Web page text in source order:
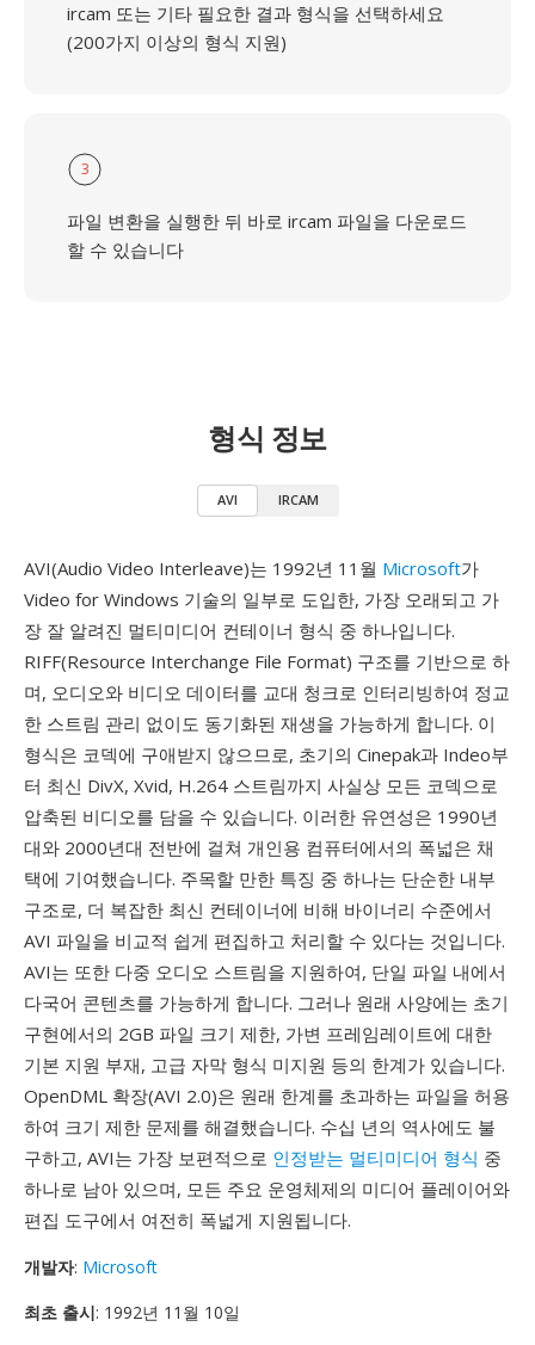
ircam 또는 기타 필요한 결과 형식을 선택하세요
(200가지 이상의 형식 지원)
3
파일 변환을 실행한 뒤 바로 ircam 파일을 다운로드
할 수 있습니다
형식 정보
AVI IRCAM
AVI(Audio Video Interleave)는 1992년 11월 Microsoft가
Video for Windows 기술의 일부로 도입한, 가장 오래되고 가
장 잘 알려진 멀티미디어 컨테이너 형식 중 하나입니다.
RIFF(Resource Interchange File Format) 구조를 기반으로 하
며, 오디오와 비디오 데이터를 교대 청크로 인터리빙하여 정교
한 스트림 관리 없이도 동기화된 재생을 가능하게 합니다. 이
형식은 코덱에 구애받지 않으므로, 초기의 Cinepak과 Indeo부
터 최신 DivX, Xvid, H.264 스트림까지 사실상 모든 코덱으로
압축된 비디오를 담을 수 있습니다. 이러한 유연성은 1990년
대와 2000년대 전반에 걸쳐 개인용 컴퓨터에서의 폭넓은 채
택에 기여했습니다. 주목할 만한 특징 중 하나는 단순한 내부
구조로, 더 복잡한 최신 컨테이너에 비해 바이너리 수준에서
AVI 파일을 비교적 쉽게 편집하고 처리할 수 있다는 것입니다.
AVI는 또한 다중 오디오 스트림을 지원하여, 단일 파일 내에서
다국어 콘텐츠를 가능하게 합니다. 그러나 원래 사양에는 초기
구현에서의 2GB 파일 크기 제한, 가변 프레임레이트에 대한
기본 지원 부재, 고급 자막 형식 미지원 등의 한계가 있습니다.
OpenDML 확장(AVI 2.0)은 원래 한계를 초과하는 파일을 허용
하여 크기 제한 문제를 해결했습니다. 수십 년의 역사에도 불
구하고, AVI는 가장 보편적으로 인정받는 멀티미디어 형식 중
하나로 남아 있으며, 모든 주요 운영체제의 미디어 플레이어와
편집 도구에서 여전히 폭넓게 지원됩니다.
개발자: Microsoft
최초 출시: 1992년 11월 10일